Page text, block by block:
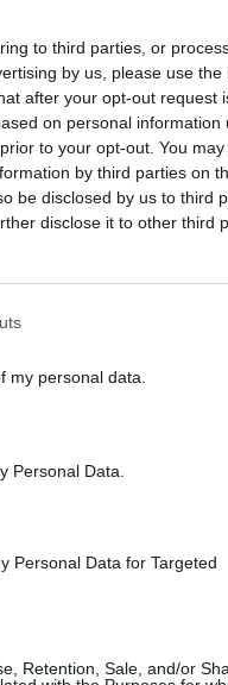
to third parties, or
by us, please use
after your opt-out request
on personal information
to your opt-out. You
by third parties on
be disclosed by us to third
disclose it to other third
my personal data.
Personal Data.
Personal Data for Targeted
Retention, Sale, and/or